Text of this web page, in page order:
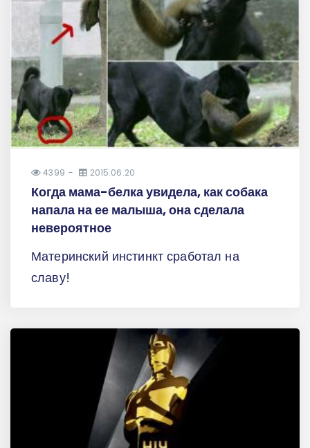
4399 2015.06.20
Когда мама-белка увидела, как собака
напала на ее малыша, она сделала
невероятное
Материнский инстинкт сработал на
славу!